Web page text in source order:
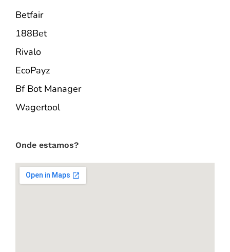
Betfair
188Bet
Rivalo
EcoPayz
Bf Bot Manager
Wagertool
Onde estamos?